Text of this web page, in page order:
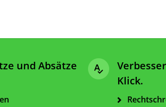
und Absätze
Klick.